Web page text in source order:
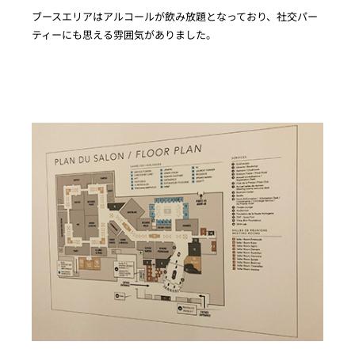
ブースエリアはアルコールが飲み放題となっており、社交パー
ティーにも思える雰囲気がありました。